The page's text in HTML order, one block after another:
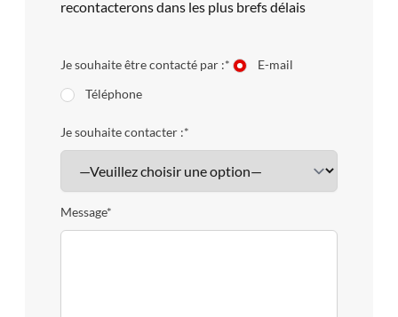
recontacterons dans les plus brefs délais
Je souhaite être contacté par :*
E-mail
Téléphone
Je souhaite contacter :*
Message*